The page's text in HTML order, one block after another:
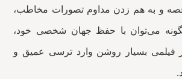
قصه و به هم زدن مداوم تصورات مخاطب،
می‌توان با حفظ جهان شخصی خود،
فیلمی بسیار روشن وارد ترسی عمیق و